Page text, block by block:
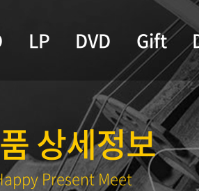
LP DVD Gift
상세정보
Present Meet